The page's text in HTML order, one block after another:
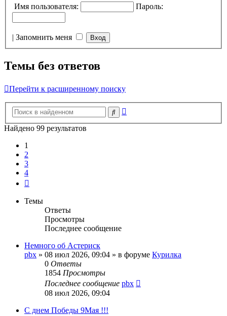
Имя пользователя: Пароль:
| Запомнить меня
Темы без ответов
Перейти к расширенному поиску
Поиск
Найдено 99 результатов
1
2
3
4
Темы
Ответы
Просмотры
Последнее сообщение
Немного об Астериск
pbx » 08 июл 2026, 09:04 » в форуме Курилка
0 Ответы
1854 Просмотры
Последнее сообщение pbx
08 июл 2026, 09:04
С днем Победы 9Мая !!!